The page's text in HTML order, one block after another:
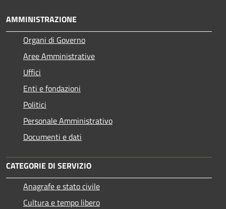
AMMINISTRAZIONE
Organi di Governo
Aree Amministrative
Uffici
Enti e fondazioni
Politici
Personale Amministrativo
Documenti e dati
CATEGORIE DI SERVIZIO
Anagrafe e stato civile
Cultura e tempo libero